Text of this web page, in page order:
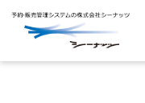
HOME